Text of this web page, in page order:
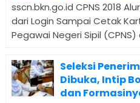
sscn.bkn.go.id CPNS 2018
dari Login Sampai Cetak
Pegawai Negeri Sipil
Seleksi
Dibuka, Intip
dan